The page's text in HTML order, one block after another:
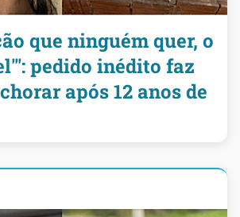
que ninguém quer, o
pedido inédito faz
após 12 anos de